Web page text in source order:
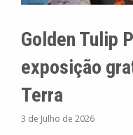
Golden Tulip
exposição
Terra
3 de Julho de 2026